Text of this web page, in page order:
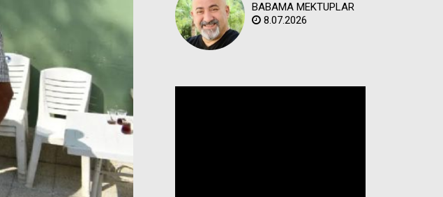
BABAMA MEKTUPLAR
8.07.2026